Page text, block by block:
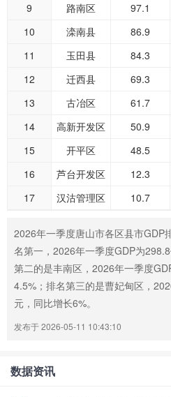
9
路南区 97.1
10
滦南县 86.9
11
玉田县 84.3
12
迁西县 69.3
13
古冶区 61.7
14
高新开发区 50.9
15
开平区 48.5
16
芦台开发区 12.3
17
汉沽管理区 10.7
2026年一季度唐山市各区县市GDP
名第一，2026年一季度GDP为
第二的是丰南区，2026年一季度
4.5%；排名第三的是曹妃甸区，
元，同比增长6%。
发布于 2026-05-11 10:43:10
数据资讯